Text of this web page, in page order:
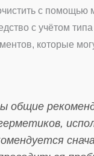
с помощью
с учётом
которые
общие